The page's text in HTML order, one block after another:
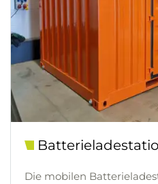
Die mobilen